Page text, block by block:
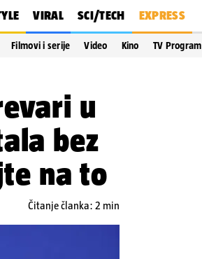
VIRAL SCI/TECH EXPRESS
Filmovi i serije Video Kino TV Program
u
bez
na to
Čitanje članka: 2 min